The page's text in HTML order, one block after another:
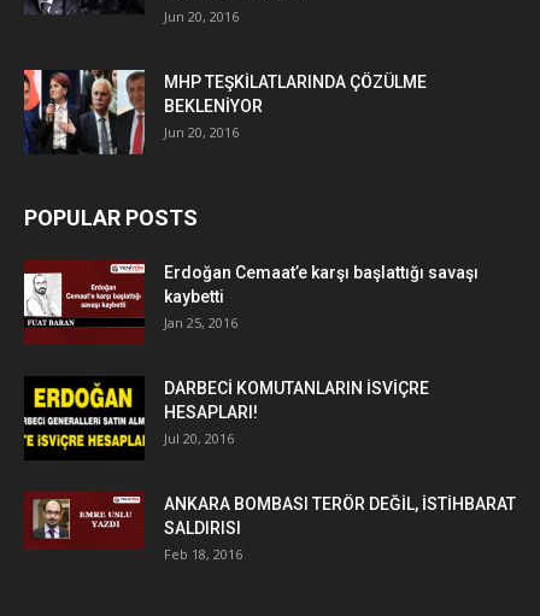
Jun 20, 2016
MHP TEŞKİLATLARINDA ÇÖZÜLME
BEKLENİYOR
Jun 20, 2016
POPULAR POSTS
Erdoğan Cemaat’e karşı başlattığı savaşı
kaybetti
Jan 25, 2016
DARBECİ KOMUTANLARIN İSVİÇRE
HESAPLARI!
Jul 20, 2016
ANKARA BOMBASI TERÖR DEĞİL, İSTİHBARAT
SALDIRISI
Feb 18, 2016